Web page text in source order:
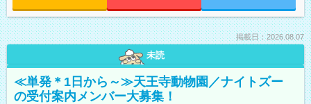
掲載日：2026.08.07
未読
≪単発＊1日から～≫天王寺動物園／ナイトズー
の受付案内メンバー大募集！